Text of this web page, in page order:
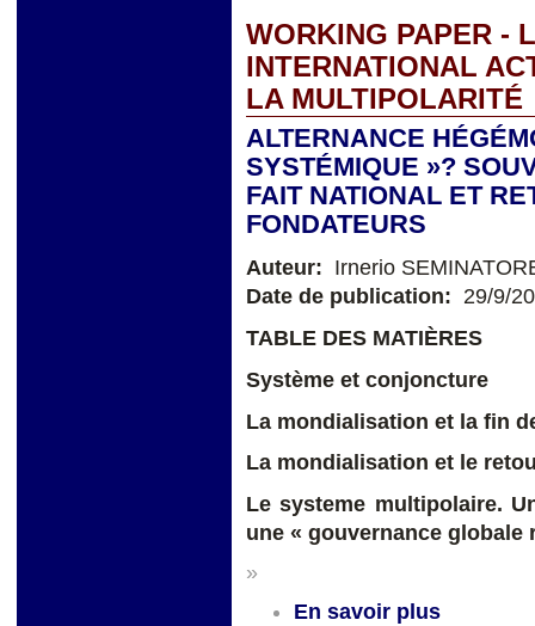
WORKING PAPER -
INTERNATIONAL
LA MULTIPOLARITÉ
ALTERNANCE
SYSTÉMIQUE »?
FAIT NATIONAL ET
FONDATEURS
Auteur: Irnerio
Date de publication: 29/9/
TABLE DES MATIÈRES
Système et conjoncture
La mondialisation et la fin
La mondialisation et le
Le systeme multipolaire.
une « gouvernance globale
»
En savoir plus